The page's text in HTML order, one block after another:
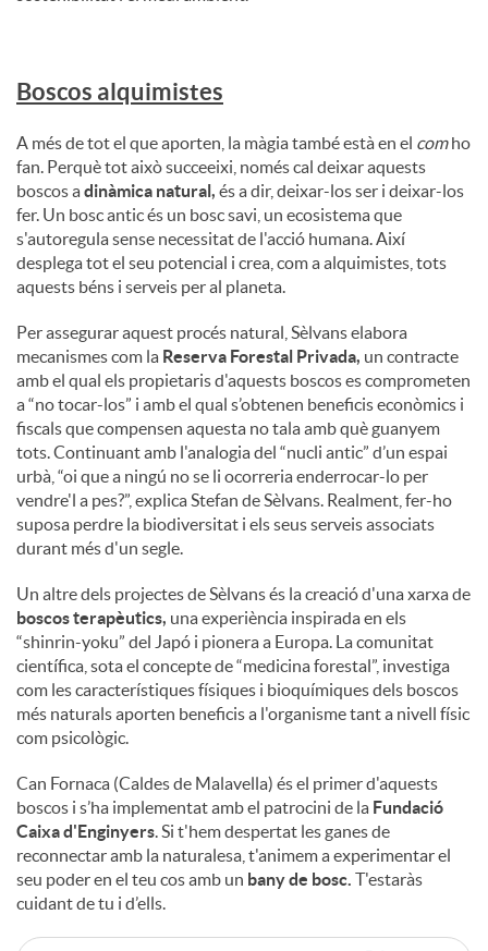
Boscos alquimistes
A més de tot el que aporten, la màgia també està en el comho
fan. Perquè tot això succeeixi, només cal deixar aquests
boscos adinàmica natural, és a dir, deixar-los ser i deixar-los
fer. Un bosc antic és un bosc savi, un ecosistema que
s'autoregula sense necessitat de l'acció humana. Així
desplega tot el seu potencial i crea, com a alquimistes, tots
aquests béns i serveis per al planeta.
Per assegurar aquest procés natural, Sèlvans elabora
mecanismes com la Reserva Forestal Privada, un contracte
amb el qual els propietaris d'aquests boscos es comprometen
a “no tocar-los” i amb el qual s’obtenen beneficis econòmics i
fiscals que compensen aquesta no tala amb què guanyem
tots. Continuant amb l'analogia del “nucli antic” d’un espai
urbà, “oi que a ningú no se li ocorreria enderrocar-lo per
vendre'l a pes?”, explica Stefan de Sèlvans. Realment, fer-ho
suposa perdre la biodiversitat i els seus serveis associats
durant més d'un segle.
Un altre dels projectes de Sèlvans és la creació d'una xarxa de
boscos terapèutics, una experiència inspirada en els
“shinrin-yoku” del Japó i pionera a Europa. La comunitat
científica, sota el concepte de “medicina forestal”, investiga
com les característiques físiques i bioquímiques dels boscos
més naturals aporten beneficis a l'organisme tant a nivell físic
com psicològic.
Can Fornaca (Caldes de Malavella) és el primer d'aquests
boscos i s’ha implementat amb el patrocini de la Fundació
Caixa d'Enginyers. Si t'hem despertat les ganes de
reconnectar amb la naturalesa, t'animem a experimentar el
seu poder en el teu cos amb un bany de bosc. T'estaràs
cuidant de tu i d’ells.